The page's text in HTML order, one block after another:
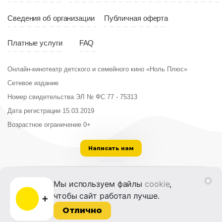
Мы используем файлы cookie,
чтобы сайт работал лучше.
Отлично
Сведения об организации Публичная оферта
Платные услуги FAQ
Онлайн-кинотеатр детского и семейного кино «Ноль Плюс»
Сетевое издание
Номер свидетельства ЭЛ № ФС 77 - 75313
Дата регистрации 15.03.2019
Возрастное ограничение 0+
Написать нам
ООО «Институт развития кино и медиа»
Лицензия на образовательную деятельность
№ Л035-01215-72/00614094 от 30 августа
2022 г.
© 2014-2026 Фонд «Жизнь и Дело»